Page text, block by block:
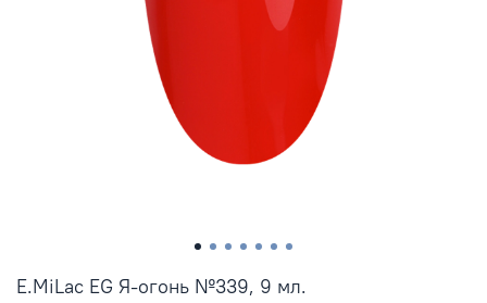
E.MiLac EG Я-огонь №339, 9 мл.